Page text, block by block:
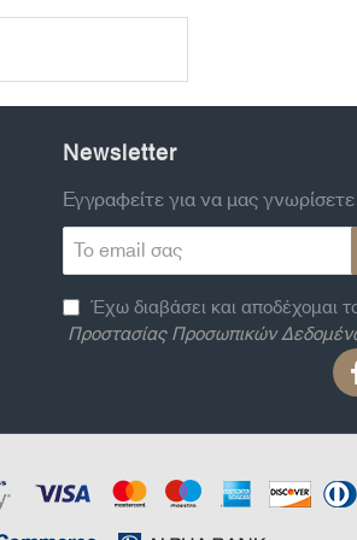
Newsletter
Εγγραφείτε για να μας
Το
email
σας
Έχω διαβάσει και αποδέχομαι
Προστασίας Προσωπικών